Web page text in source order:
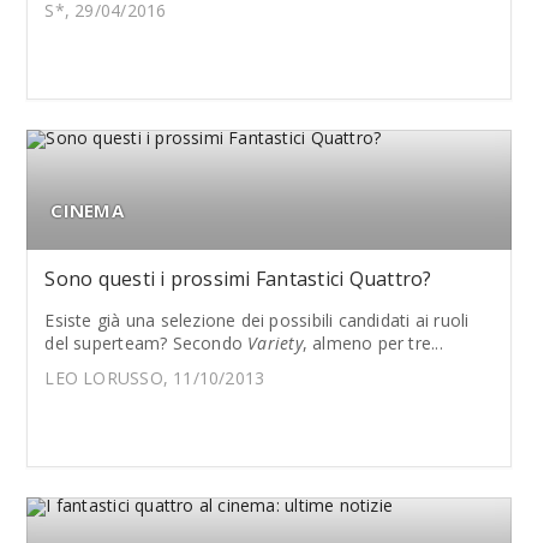
S*, 29/04/2016
CINEMA
Sono questi i prossimi Fantastici Quattro?
Esiste già una selezione dei possibili candidati ai ruoli
del superteam? Secondo Variety, almeno per tre...
LEO LORUSSO, 11/10/2013